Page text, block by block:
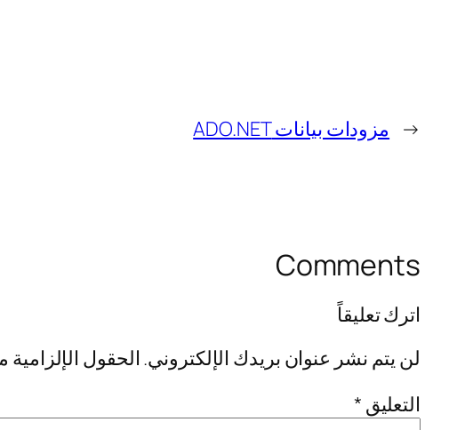
← مزودات بيانات ADO.NET
Comments
اترك تعليقاً
لن يتم نشر عنوان بريدك الإلكتروني. الحقول الإلزامية
التعليق *